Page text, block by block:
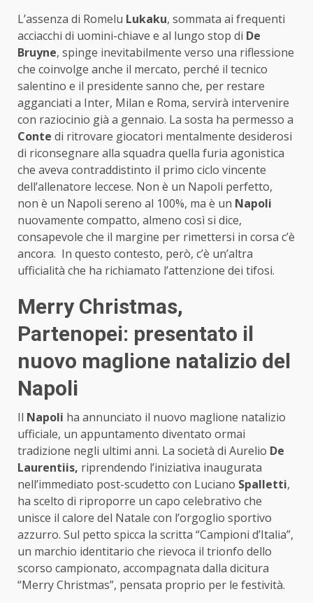
L’assenza di Romelu Lukaku, sommata ai frequenti
acciacchi di uomini-chiave e al lungo stop di De
Bruyne, spinge inevitabilmente verso una riflessione
che coinvolge anche il mercato, perché il tecnico
salentino e il presidente sanno che, per restare
agganciati a Inter, Milan e Roma, servirà intervenire
con raziocinio già a gennaio. La sosta ha permesso a
Conte di ritrovare giocatori mentalmente desiderosi
di riconsegnare alla squadra quella furia agonistica
che aveva contraddistinto il primo ciclo vincente
dell’allenatore leccese. Non è un Napoli perfetto,
non è un Napoli sereno al 100%, ma è un Napoli
nuovamente compatto, almeno così si dice,
consapevole che il margine per rimettersi in corsa c’è
ancora. In questo contesto, però, c’è un’altra
ufficialità che ha richiamato l’attenzione dei tifosi.
Merry Christmas,
Partenopei: presentato il
nuovo maglione natalizio del
Napoli
Il Napoli ha annunciato il nuovo maglione natalizio
ufficiale, un appuntamento diventato ormai
tradizione negli ultimi anni. La società di Aurelio De
Laurentiis, riprendendo l’iniziativa inaugurata
nell’immediato post-scudetto con Luciano Spalletti,
ha scelto di riproporre un capo celebrativo che
unisce il calore del Natale con l’orgoglio sportivo
azzurro. Sul petto spicca la scritta “Campioni d’Italia”,
un marchio identitario che rievoca il trionfo dello
scorso campionato, accompagnata dalla dicitura
“Merry Christmas”, pensata proprio per le festività.